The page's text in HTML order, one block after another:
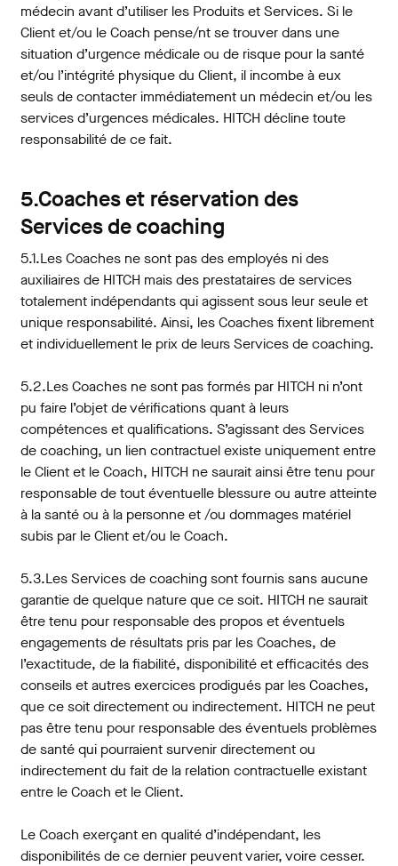
médecin avant d’utiliser les Produits et Services. Si le
Client et/ou le Coach pense/nt se trouver dans une
situation d’urgence médicale ou de risque pour la santé
et/ou l’intégrité physique du Client, il incombe à eux
seuls de contacter immédiatement un médecin et/ou les
services d’urgences médicales. HITCH décline toute
responsabilité de ce fait.
5.Coaches et réservation des
Services de coaching
5.1.Les Coaches ne sont pas des employés ni des
auxiliaires de HITCH mais des prestataires de services
totalement indépendants qui agissent sous leur seule et
unique responsabilité. Ainsi, les Coaches fixent librement
et individuellement le prix de leurs Services de coaching.
5.2.Les Coaches ne sont pas formés par HITCH ni n’ont
pu faire l’objet de vérifications quant à leurs
compétences et qualifications. S’agissant des Services
de coaching, un lien contractuel existe uniquement entre
le Client et le Coach, HITCH ne saurait ainsi être tenu pour
responsable de tout éventuelle blessure ou autre atteinte
à la santé ou à la personne et /ou dommages matériel
subis par le Client et/ou le Coach.
5.3.Les Services de coaching sont fournis sans aucune
garantie de quelque nature que ce soit. HITCH ne saurait
être tenu pour responsable des propos et éventuels
engagements de résultats pris par les Coaches, de
l’exactitude, de la fiabilité, disponibilité et efficacités des
conseils et autres exercices prodigués par les Coaches,
que ce soit directement ou indirectement. HITCH ne peut
pas être tenu pour responsable des éventuels problèmes
de santé qui pourraient survenir directement ou
indirectement du fait de la relation contractuelle existant
entre le Coach et le Client.
Le Coach exerçant en qualité d’indépendant, les
disponibilités de ce dernier peuvent varier, voire cesser.